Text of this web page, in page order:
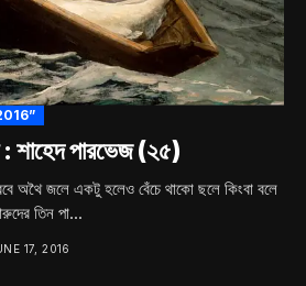
পারভেজ (২৫)
অথৈ জলে একটু হলেও বেঁচে থাকো ছলে কিংবা বলে
তিন পা...
17, 2016